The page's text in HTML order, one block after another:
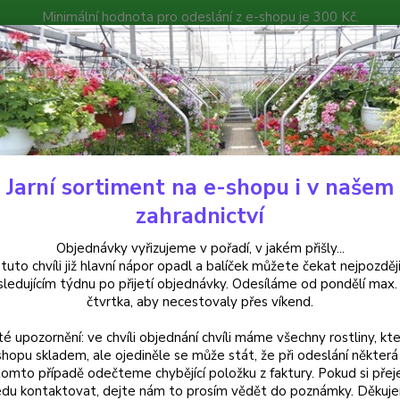
Minimální hodnota pro odeslání z e-shopu je 300 Kč.
můžete čekat nejpozději v následujícím týdnu po přijetí
Poradna Kontakty
Hledat
Africké kopřivy, Coleusy Africká kopřiva Coleus Trusty Rusty - cena na
kopřiva Coleus Trusty
Velmi
Jarní sortiment na e-shopu i v našem
zahradnictví
Objednávky vyřizujeme v pořadí, v jakém přišly...
chvíli již hlavní nápor opadl a balíček můžete čekat
týdnu po přijetí objednávky. Odesíláme od pondělí
čtvrtka, aby necestovaly přes víkend.
upozornění: ve chvíli objednání chvíli máme všechny rostliny,
skladem, ale ojediněle se může stát, že při odeslání některá
případě odečteme chybějící položku z faktury. Pokud si
kontaktovat, dejte nám to prosím vědět do poznámky.